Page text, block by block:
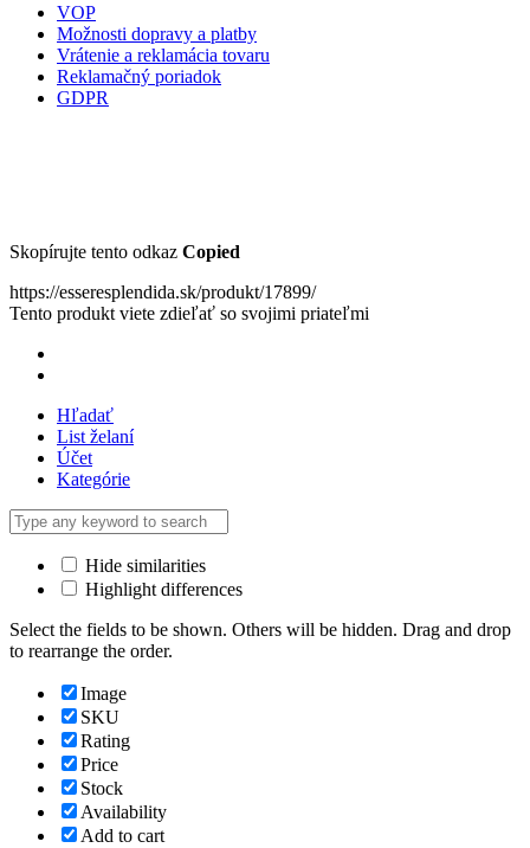
VOP
Možnosti dopravy a platby
Vrátenie a reklamácia tovaru
Reklamačný poriadok
GDPR
Skopírujte tento odkaz Copied
https://esseresplendida.sk/produkt/17899/
Tento produkt viete zdieľať so svojimi priateľmi
Hľadať
List želaní
Účet
Kategórie
Hide similarities
Highlight differences
Select the fields to be shown. Others will be hidden. Drag and drop
to rearrange the order.
Image
SKU
Rating
Price
Stock
Availability
Add to cart